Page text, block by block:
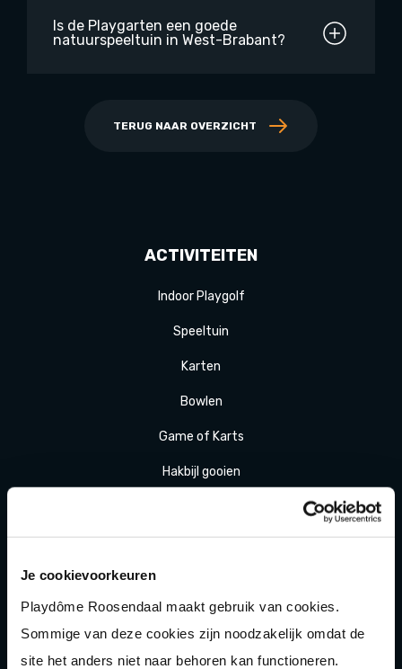
Je cookievoorkeuren
Playdôme Roosendaal maakt gebruik van cookies.
Sommige van deze cookies zijn noodzakelijk omdat de
site het anders niet naar behoren kan functioneren.
Is de Playgarten een goede
natuurspeeltuin in West-Brabant?
TERUG NAAR OVERZICHT
ACTIVITEITEN
Indoor Playgolf
Speeltuin
Karten
Bowlen
Game of Karts
Hakbijl gooien
Shuffleboarden
E-chopper